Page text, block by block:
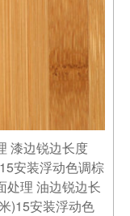
漆边锐边长度
安装浮动色调棕
处理 油边锐边长
)15安装浮动色